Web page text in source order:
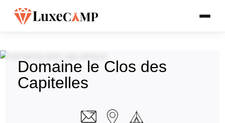
Domaine le Clos des
Capitelles